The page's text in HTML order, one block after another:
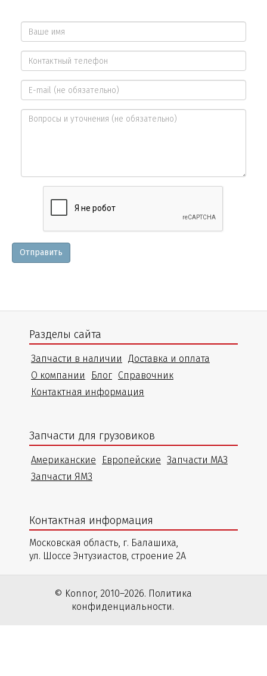
Ваше
имя
*
Контактный
телефон
*
E-
mail
Вопросы
уточнения
Отправить
Разделы сайта
Запчасти в наличии
Доставка и оплата
О компании
Блог Справочник
Контактная информация
Запчасти для грузовиков
Американские Европейские Запчасти МАЗ
Запчасти ЯМЗ
Контактная информация
Московская область, г. Балашиха,
ул. Шоссе Энтузиастов, строение 2А
© Konnor, 2010–2026. Политика
конфиденциальности.